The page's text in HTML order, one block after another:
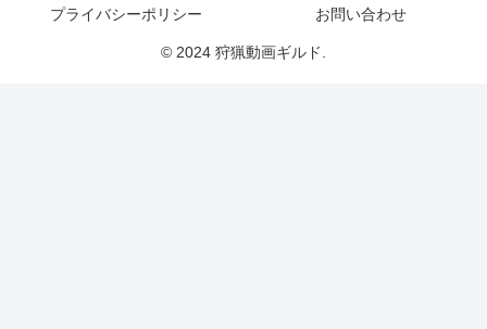
プライバシーポリシー
お問い合わせ
© 2024 狩猟動画ギルド.